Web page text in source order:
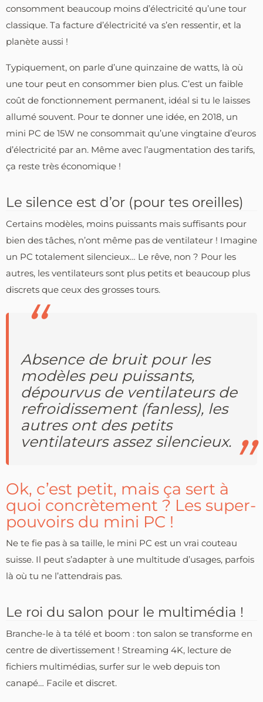
consomment beaucoup moins d’électricité qu’une tour
classique. Ta facture d’électricité va s’en ressentir, et la
planète aussi !
Typiquement, on parle d’une quinzaine de watts, là où
une tour peut en consommer bien plus. C’est un faible
coût de fonctionnement permanent, idéal si tu le laisses
allumé souvent. Pour te donner une idée, en 2018, un
mini PC de 15W ne consommait qu’une vingtaine d’euros
d’électricité par an. Même avec l’augmentation des tarifs,
ça reste très économique !
Le silence est d’or (pour tes oreilles)
Certains modèles, moins puissants mais suffisants pour
bien des tâches, n’ont même pas de ventilateur ! Imagine
un PC totalement silencieux… Le rêve, non ? Pour les
autres, les ventilateurs sont plus petits et beaucoup plus
discrets que ceux des grosses tours.
Absence de bruit pour les
modèles peu puissants,
dépourvus de ventilateurs de
refroidissement (fanless), les
autres ont des petits
ventilateurs assez silencieux.
Ok, c’est petit, mais ça sert à
quoi concrètement ? Les super-
pouvoirs du mini PC !
Ne te fie pas à sa taille, le mini PC est un vrai couteau
suisse. Il peut s’adapter à une multitude d’usages, parfois
là où tu ne l’attendrais pas.
Le roi du salon pour le multimédia !
Branche-le à ta télé et boom : ton salon se transforme en
centre de divertissement ! Streaming 4K, lecture de
fichiers multimédias, surfer sur le web depuis ton
canapé… Facile et discret.